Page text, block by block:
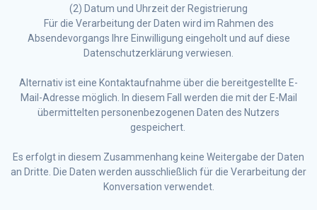
(2) Datum und Uhrzeit der Registrierung
Für die Verarbeitung der Daten wird im Rahmen des
Absendevorgangs Ihre Einwilligung eingeholt und auf diese
Datenschutzerklärung verwiesen.
Alternativ ist eine Kontaktaufnahme über die bereitgestellte E-
Mail-Adresse möglich. In diesem Fall werden die mit der E-Mail
übermittelten personenbezogenen Daten des Nutzers
gespeichert.
Es erfolgt in diesem Zusammenhang keine Weitergabe der Daten
an Dritte. Die Daten werden ausschließlich für die Verarbeitung der
Konversation verwendet.